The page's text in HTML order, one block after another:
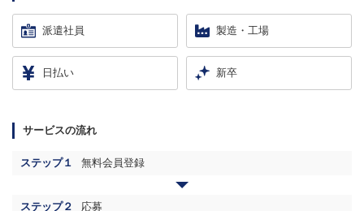
派遣社員 製造・工場
日払い 新卒
サービスの流れ
ステップ１ 無料会員登録
ステップ２ 応募